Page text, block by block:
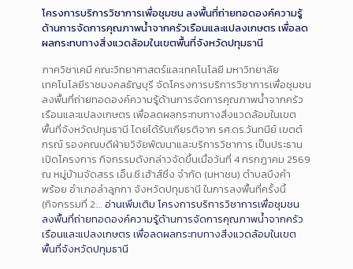
โครงการบริการวิชาการเพื่อชุมชน ลงพื้นที่ถ่ายทอดองค์ความรู้
ด้านการจัดการคุณภาพน้ำจากครัวเรือนและแปลงเกษตร เพื่อลด
ผลกระทบทางสิ่งแวดล้อมในเขตพื้นที่จังหวัดปทุมธานี
ภาควิชาเคมี คณะวิทยาศาสตร์และเทคโนโลยี มหาวิทยาลัย
เทคโนโลยีราชมงคลธัญบุรี จัดโครงการบริการวิชาการเพื่อชุมชน
ลงพื้นที่ถ่ายทอดองค์ความรู้ด้านการจัดการคุณภาพน้ำจากครัว
เรือนและแปลงเกษตร เพื่อลดผลกระทบทางสิ่งแวดล้อมในเขต
พื้นที่จังหวัดปทุมธานี โดยได้รับเกียรติจาก รศ.ดร.วันทนีย์ เขตต์
กรณ์ รองคณบดีฝ่ายวิจัยพัฒนาและบริการวิชาการ เป็นประธาน
เปิดโครงการ กิจกรรมดังกล่าวจัดขึ้นเมื่อวันที่ 4 กรกฎาคม 2569
ณ หมู่บ้านจัดสรร เอ็น.ซี.เฮ้าส์ซิ่ง จำกัด (มหาชน) ตำบลบึงคำ
พร้อย อำเภอลำลูกกา จังหวัดปทุมธานี ในการลงพื้นที่ครั้งนี้
(กิจกรรมที่ 2:…อ่านเพิ่มเติม โครงการบริการวิชาการเพื่อชุมชน
ลงพื้นที่ถ่ายทอดองค์ความรู้ด้านการจัดการคุณภาพน้ำจากครัว
เรือนและแปลงเกษตร เพื่อลดผลกระทบทางสิ่งแวดล้อมในเขต
พื้นที่จังหวัดปทุมธานี